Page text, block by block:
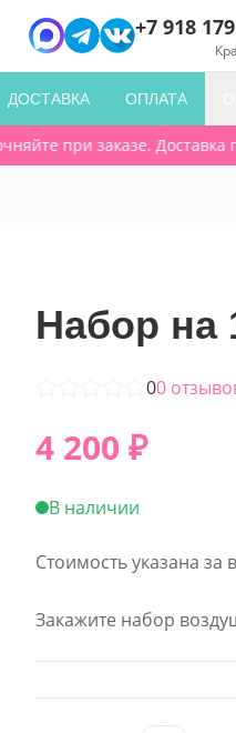
+7 918
ДОСТАВКА ОПЛАТА
при заказе. Доставка
Набор на
00
4 200 ₽
В наличии
Стоимость указана за
Закажите набор